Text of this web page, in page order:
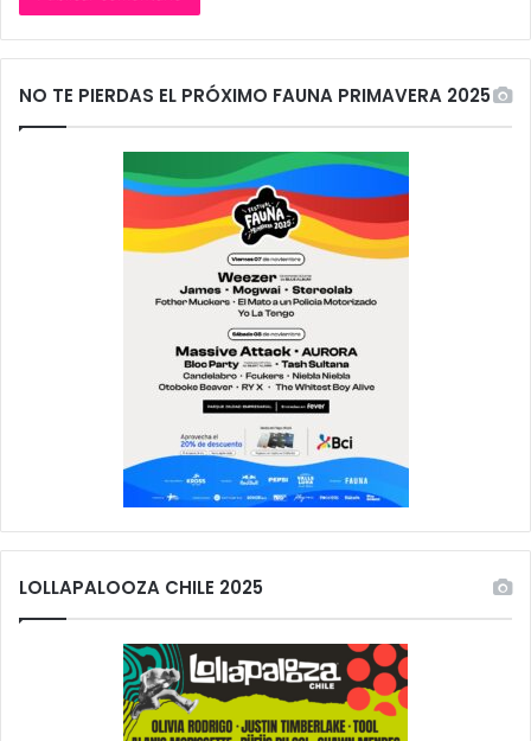
NO TE PIERDAS EL PRÓXIMO FAUNA PRIMAVERA 2025
LOLLAPALOOZA CHILE 2025